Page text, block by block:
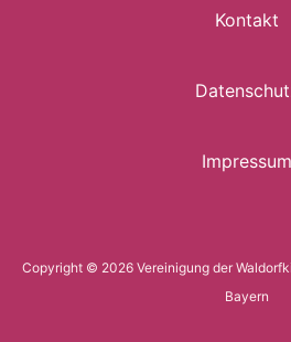
Kontakt
Impressum
Copyright © 2026 Vereinigung der
Bayern